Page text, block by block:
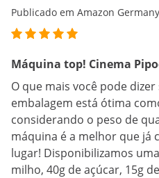
Publicado em Amazon Germany
Máquina top! Cinema
O que mais você pode
embalagem está ótima
considerando o peso de
máquina é a melhor que já
lugar! Disponibilizamos
milho, 40g de açúcar, 15g